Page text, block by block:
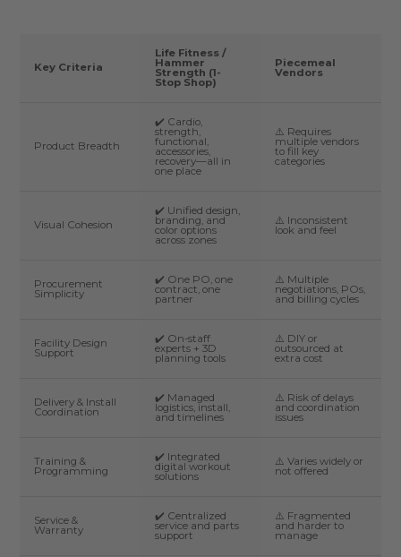
Key Criteria
Life Fitness /
Hammer
Strength (1-
Stop Shop)
Piecemeal
Vendors
Product Breadth
✔️ Cardio,
strength,
functional,
accessories,
recovery—all in
one place
⚠️ Requires
multiple vendors
to fill key
categories
Visual Cohesion
✔️ Unified design,
branding, and
color options
across zones
⚠️ Inconsistent
look and feel
Procurement
Simplicity
✔️ One PO, one
contract, one
partner
⚠️ Multiple
negotiations, POs,
and billing cycles
Facility Design
Support
✔️ On-staff
experts + 3D
planning tools
⚠️ DIY or
outsourced at
extra cost
Delivery & Install
Coordination
✔️ Managed
logistics, install,
and timelines
⚠️ Risk of delays
and coordination
issues
Training &
Programming
✔️ Integrated
digital workout
solutions
⚠️ Varies widely or
not offered
Service &
Warranty
✔️ Centralized
service and parts
support
⚠️ Fragmented
and harder to
manage